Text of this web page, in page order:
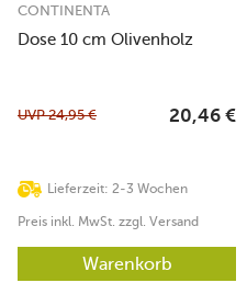
Dose 10 cm Olivenholz
CONTINENTA
Lieferzeit: 2-3 Wochen
UVP24,95 € 20,46 €
Preis inkl. MwSt. zzgl. Versand
Warenkorb